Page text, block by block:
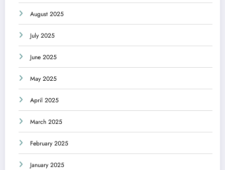
August 2025
July 2025
June 2025
May 2025
April 2025
March 2025
February 2025
January 2025